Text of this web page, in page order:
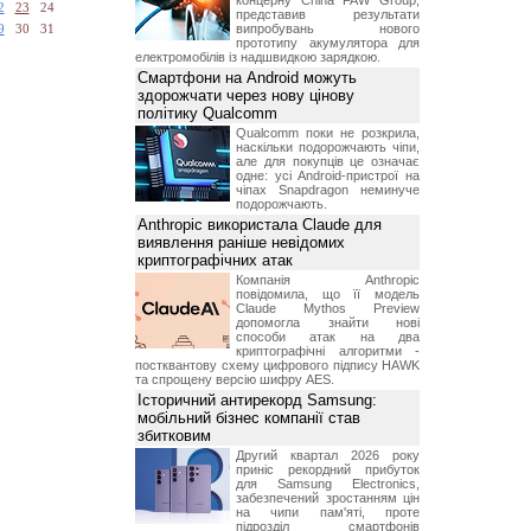
23
24
30 31
представив результати
випробувань нового
прототипу акумулятора для
електромобілів із надшвидкою зарядкою.
Смартфони на Android можуть
здорожчати через нову цінову
політику Qualcomm
Qualcomm поки не розкрила,
наскільки подорожчають чіпи,
але для покупців це означає
одне: усі Android-пристрої на
чіпах Snapdragon неминуче
подорожчають.
Anthropic використала Claude для
виявлення раніше невідомих
криптографічних атак
Компанія Anthropic
повідомила, що її модель
Claude Mythos Preview
допомогла знайти нові
способи атак на два
криптографічні алгоритми -
постквантову схему цифрового підпису HAWK
та спрощену версію шифру AES.
Історичний антирекорд Samsung:
мобільний бізнес компанії став
збитковим
Другий квартал 2026 року
приніс рекордний прибуток
для Samsung Electronics,
забезпечений зростанням цін
на чипи пам'яті, проте
підрозділ смартфонів